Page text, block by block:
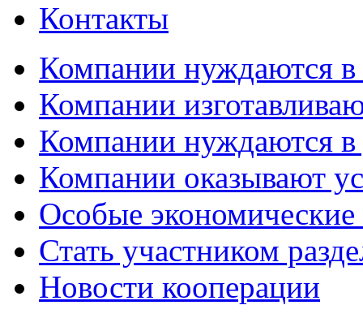
Контакты
Компании нуждаются в
Компании
Компании нуждаются в
Компании оказывают
Особые
Стать участником
Новости кооперации